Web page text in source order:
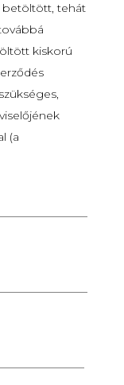
betöltött, tehát
kiskorú
(a